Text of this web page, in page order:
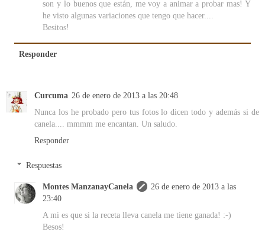
son y lo buenos que están, me voy a animar a probar mas! Y
he visto algunas variaciones que tengo que hacer....
Besitos!
Responder
Curcuma 26 de enero de 2013 a las 20:48
Nunca los he probado pero tus fotos lo dicen todo y además si de
canela.... mmmm me encantan. Un saludo.
Responder
Respuestas
Montes ManzanayCanela
26 de enero de 2013 a las
23:40
A mi es que si la receta lleva canela me tiene ganada! :-)
Besos!